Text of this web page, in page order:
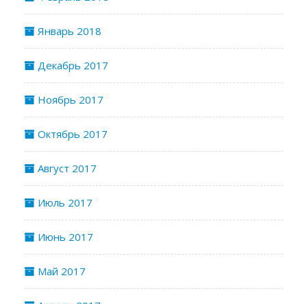
Январь 2018
Декабрь 2017
Ноябрь 2017
Октябрь 2017
Август 2017
Июль 2017
Июнь 2017
Май 2017